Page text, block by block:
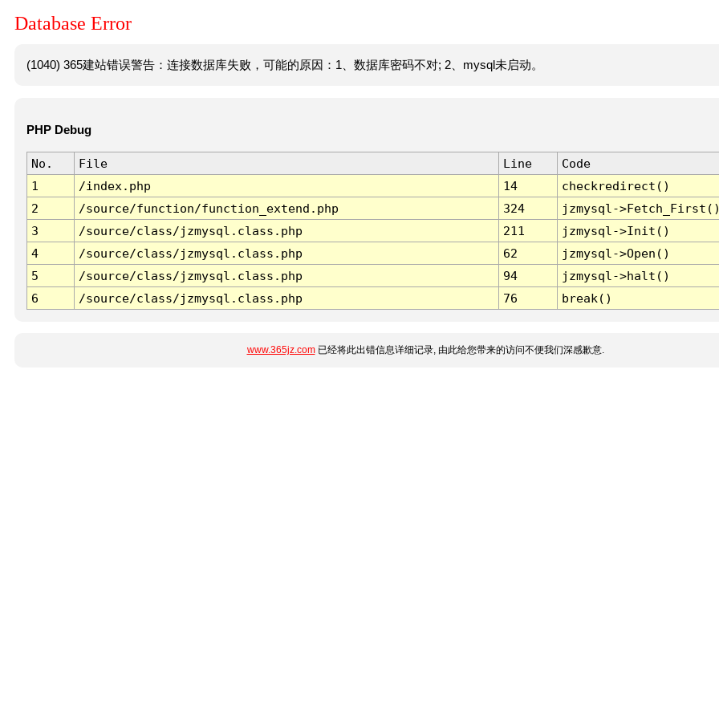
Database Error
(1040) 365建站错误警告：连接数据库失败，可能的原因：1、数据库密码不对; 2、mysql未启动。
PHP Debug
No. File Line
Code
1
/index.php 14
checkredirect()
2
/source/function/function_extend.php 324
jzmysql-
3
/source/class/jzmysql.class.php 211
jzmysql->Init()
4
/source/class/jzmysql.class.php 62
jzmysql->Open()
5
/source/class/jzmysql.class.php 94
jzmysql->halt()
6
/source/class/jzmysql.class.php 76 break()
www.365jz.com已经将此出错信息详细记录, 由此给您带来的访问不便我们深感歉意.